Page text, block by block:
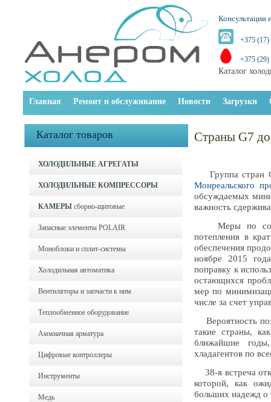
Консультации
+375 (17)
+375 (29)
Каталог
Главная Ремонт и обслуживание Новости Загрузки
Каталог товаров
ХОЛОДИЛЬНЫЕ АГРЕГАТЫ
ХОЛОДИЛЬНЫЕ КОМПРЕССОРЫ
КАМЕРЫ сборно-щитовые
Запасные элементы POLAIR
Моноблоки и cплит-системы
Холодильная автоматика
Вентиляторы и запчасти к ним
Теплообменное оборудование
Аммиачная арматура
Цифровые контроллеры
Инструменты
Медь
Страны G7
Группа стран
Монреальского
обсуждаемых
важность
Меры по
потепления в
обеспечения
ноябре 2015
поправку к
остающихся
мер по
числе за счет
Вероятность
такие страны,
ближайшие
хладагентов по
38-я встреча
которой, как
больших надежд о